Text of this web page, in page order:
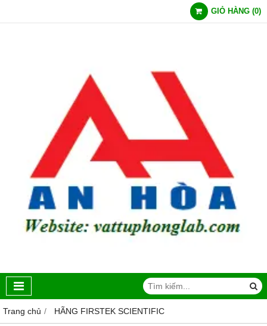
GIỎ HÀNG (0)
Trang chủ HÃNG FIRSTEK SCIENTIFIC